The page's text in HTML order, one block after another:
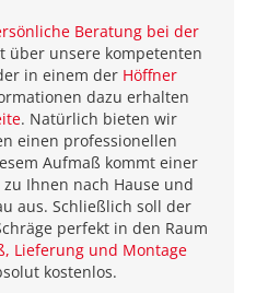
Beratung bei der
über unsere kompetenten
in einem der Höffner
dazu erhalten
. Natürlich bieten wir
einen professionellen
Aufmaß kommt einer
Ihnen nach Hause und
aus. Schließlich soll der
perfekt in den Raum
Lieferung und Montage
kostenlos.